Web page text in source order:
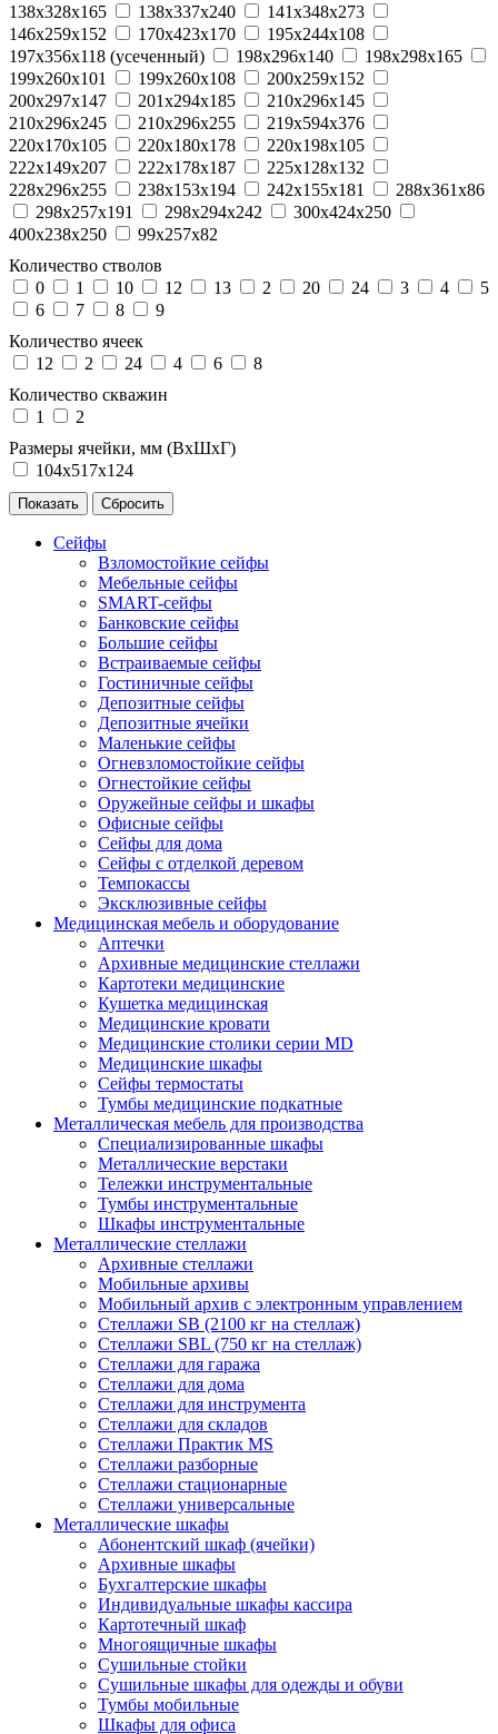
138x328x165
138x337x240
141x348x273
146x259x152
170x423x170
195x244x108
197x356x118 (усеченный)
198x296x140
198x298x165
199x260x101
199x260x108
200x259x152
200x297x147
201x294x185
210x296x145
210x296x245
210x296x255
219x594x376
220x170x105
220x180x178
220x198x105
222x149x207
222x178x187
225x128x132
228x296x255
238x153x194 242x155x181
288x361x86
298x257x191
298x294x242
300x424x250
400x238x250
99x257x82
Количество стволов
0
1 10 12 13 2 20 24 3 4
5
6
7 8
9
Количество ячеек
12
2 24 4 6
8
Количество скважин
1
2
Размеры ячейки, мм (ВхШхГ)
104х517х124
Сейфы
Взломостойкие сейфы
Мебельные сейфы
SMART-сейфы
Банковские сейфы
Большие сейфы
Встраиваемые сейфы
Гостиничные сейфы
Депозитные сейфы
Депозитные ячейки
Маленькие сейфы
Огневзломостойкие сейфы
Огнестойкие сейфы
Оружейные сейфы и шкафы
Офисные сейфы
Сейфы для дома
Сейфы с отделкой деревом
Темпокассы
Эксклюзивные сейфы
Медицинская мебель и оборудование
Аптечки
Архивные медицинские стеллажи
Картотеки медицинские
Кушетка медицинская
Медицинские кровати
Медицинские столики серии MD
Медицинские шкафы
Сейфы термостаты
Тумбы медицинские подкатные
Металлическая мебель для производства
Cпециализированные шкафы
Металлические верстаки
Тележки инструментальные
Тумбы инструментальные
Шкафы инструментальные
Металлические стеллажи
Архивные стеллажи
Мобильные архивы
Мобильный архив с электронным управлением
Стеллажи SB (2100 кг на стеллаж)
Стеллажи SBL (750 кг на стеллаж)
Стеллажи для гаража
Стеллажи для дома
Стеллажи для инструмента
Стеллажи для складов
Стеллажи Практик MS
Стеллажи разборные
Стеллажи стационарные
Стеллажи универсальные
Металлические шкафы
Абонентский шкаф (ячейки)
Архивные шкафы
Бухгалтерские шкафы
Индивидуальные шкафы кассира
Картотечный шкаф
Многоящичные шкафы
Сушильные стойки
Сушильные шкафы для одежды и обуви
Тумбы мобильные
Шкафы для офиса